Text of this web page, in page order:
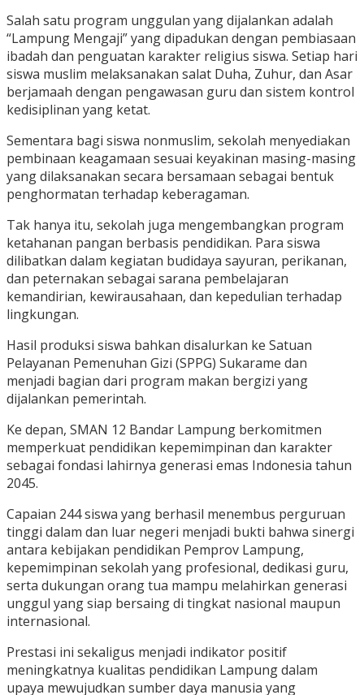
Salah satu program unggulan yang dijalankan adalah
“Lampung Mengaji” yang dipadukan dengan pembiasaan
ibadah dan penguatan karakter religius siswa. Setiap hari
siswa muslim melaksanakan salat Duha, Zuhur, dan Asar
berjamaah dengan pengawasan guru dan sistem kontrol
kedisiplinan yang ketat.
Sementara bagi siswa nonmuslim, sekolah menyediakan
pembinaan keagamaan sesuai keyakinan masing-masing
yang dilaksanakan secara bersamaan sebagai bentuk
penghormatan terhadap keberagaman.
Tak hanya itu, sekolah juga mengembangkan program
ketahanan pangan berbasis pendidikan. Para siswa
dilibatkan dalam kegiatan budidaya sayuran, perikanan,
dan peternakan sebagai sarana pembelajaran
kemandirian, kewirausahaan, dan kepedulian terhadap
lingkungan.
Hasil produksi siswa bahkan disalurkan ke Satuan
Pelayanan Pemenuhan Gizi (SPPG) Sukarame dan
menjadi bagian dari program makan bergizi yang
dijalankan pemerintah.
Ke depan, SMAN 12 Bandar Lampung berkomitmen
memperkuat pendidikan kepemimpinan dan karakter
sebagai fondasi lahirnya generasi emas Indonesia tahun
2045.
Capaian 244 siswa yang berhasil menembus perguruan
tinggi dalam dan luar negeri menjadi bukti bahwa sinergi
antara kebijakan pendidikan Pemprov Lampung,
kepemimpinan sekolah yang profesional, dedikasi guru,
serta dukungan orang tua mampu melahirkan generasi
unggul yang siap bersaing di tingkat nasional maupun
internasional.
Prestasi ini sekaligus menjadi indikator positif
meningkatnya kualitas pendidikan Lampung dalam
upaya mewujudkan sumber daya manusia yang